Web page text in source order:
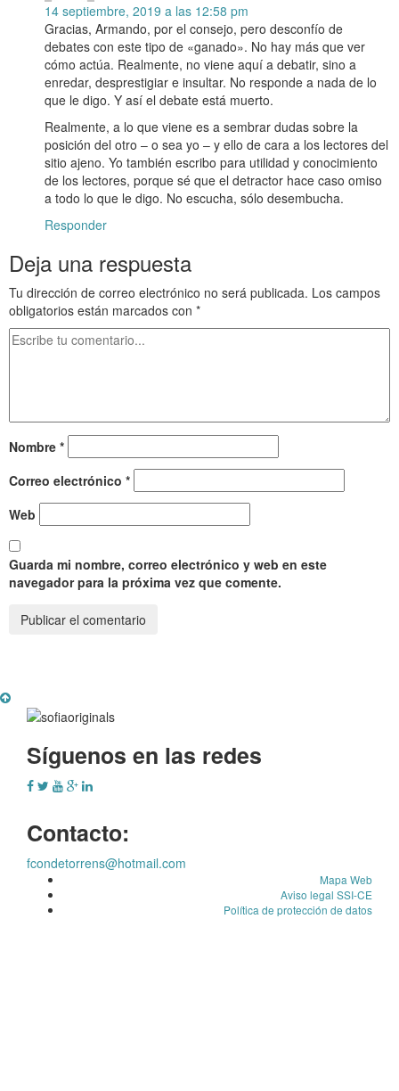
14 septiembre, 2019 a las 12:58 pm
Gracias, Armando, por el consejo, pero desconfío de
debates con este tipo de «ganado». No hay más que ver
cómo actúa. Realmente, no viene aquí a debatir, sino a
enredar, desprestigiar e insultar. No responde a nada de lo
que le digo. Y así el debate está muerto.
Realmente, a lo que viene es a sembrar dudas sobre la
posición del otro – o sea yo – y ello de cara a los lectores del
sitio ajeno. Yo también escribo para utilidad y conocimiento
de los lectores, porque sé que el detractor hace caso omiso
a todo lo que le digo. No escucha, sólo desembucha.
Responder
Deja una respuesta
Tu dirección de correo electrónico no será publicada. Los campos
obligatorios están marcados con *
Nombre *
Correo electrónico *
Web
Guarda mi nombre, correo electrónico y web en este
navegador para la próxima vez que comente.
Síguenos en las redes
Contacto:
fcondetorrens@hotmail.com
Mapa Web
Aviso legal SSI-CE
Política de protección de datos